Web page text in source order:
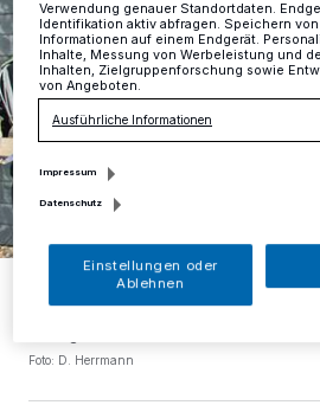
Das Schützenfest wird bunt, dafür sorgen
Stein, Luca Bochskandel, Soeren
Foto: D. Herrmann
Verwendung genauer Standortdaten.
Identifikation aktiv abfragen. Speichern
Informationen auf einem Endgerät.
Inhalte, Messung von Werbeleistung und
Inhalten, Zielgruppenforschung sowie
von Angeboten.
Ausführliche Informationen
Impressum
Datenschutz
Einstellungen oder
Ablehnen